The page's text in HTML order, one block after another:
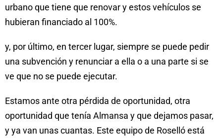
urbano que tiene que renovar y estos vehículos se
hubieran financiado al 100%.
y, por último, en tercer lugar, siempre se puede pedir
una subvención y renunciar a ella o a una parte si se
ve que no se puede ejecutar.
Estamos ante otra pérdida de oportunidad, otra
oportunidad que tenía Almansa y que dejamos pasar,
y ya van unas cuantas. Este equipo de Roselló está